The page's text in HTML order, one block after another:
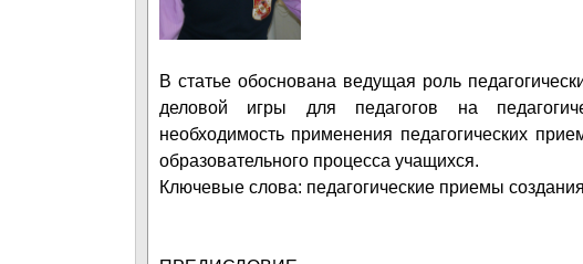
В статье обоснована ведущая роль
деловой игры для педагогов на
необходимость применения педагогических
образовательного процесса учащихся.
Ключевые слова: педагогические приемы